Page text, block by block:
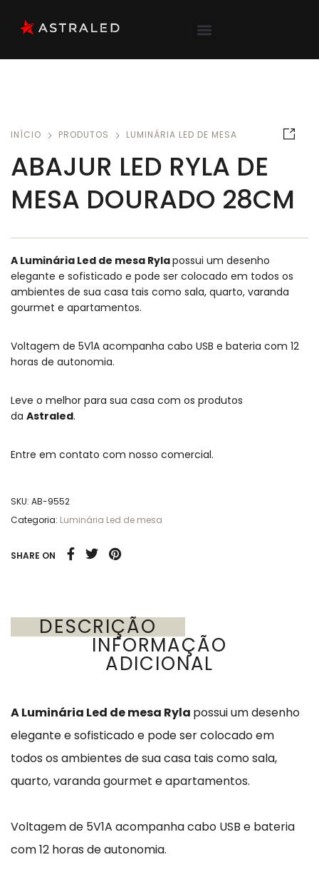
INÍCIO PRODUTOS LUMINÁRIA LED DE MESA
ABAJUR LED RYLA DE
MESA DOURADO 28CM
A Luminária Led de mesa Rylapossui um desenho
elegante e sofisticado e pode ser colocado em todos os
ambientes de sua casa tais como sala, quarto, varanda
gourmet e apartamentos.
Voltagem de 5V1A acompanha cabo USB e bateria com 12
horas de autonomia.
Leve o melhor para sua casa com os produtos
da Astraled.
Entre em contato com nosso comercial.
SKU: AB-9552
Categoria: Luminária Led de mesa
SHARE ON
DESCRIÇÃO
INFORMAÇÃO
ADICIONAL
A Luminária Led de mesa Ryla possui um desenho
elegante e sofisticado e pode ser colocado em
todos os ambientes de sua casa tais como sala,
quarto, varanda gourmet e apartamentos.
Voltagem de 5V1A acompanha cabo USB e bateria
com 12 horas de autonomia.